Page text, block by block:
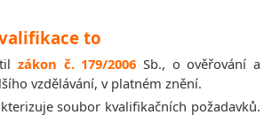
to
zákon č. 179/2006 Sb., o ověřování a
vzdělávání, v platném znění.
soubor kvalifikačních požadavků.